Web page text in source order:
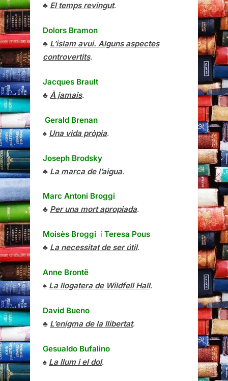
♣ El temps revingut.
Dolors Bramon
♣ L’islam avui. Alguns aspectes
controvertits.
Jacques Brault
♣ À jamais.
Gerald Brenan
♠ Una vida pròpia.
Joseph Brodsky
♣ La marca de l’aigua.
Marc Antoni Broggi
♣ Per una mort apropiada.
Moisès Broggi i Teresa Pous
♣ La necessitat de ser útil.
Anne Brontë
♠ La llogatera de Wildfell Hall.
David Bueno
♣ L’enigma de la llibertat.
Gesualdo Bufalino
♠ La llum i el dol.